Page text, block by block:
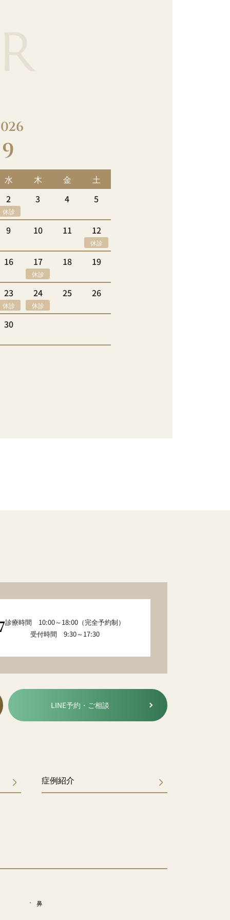
9
水 木 金
土
2
休診
3 4 5
9 10 11 12
休診
16 17
休診
18 19
23
休診
24
休診
25 26
30
診療時間 10:00～18:00（完全予約制）
受付時間 9:30～17:30
LINE予約・ご相談
症例紹介
鼻